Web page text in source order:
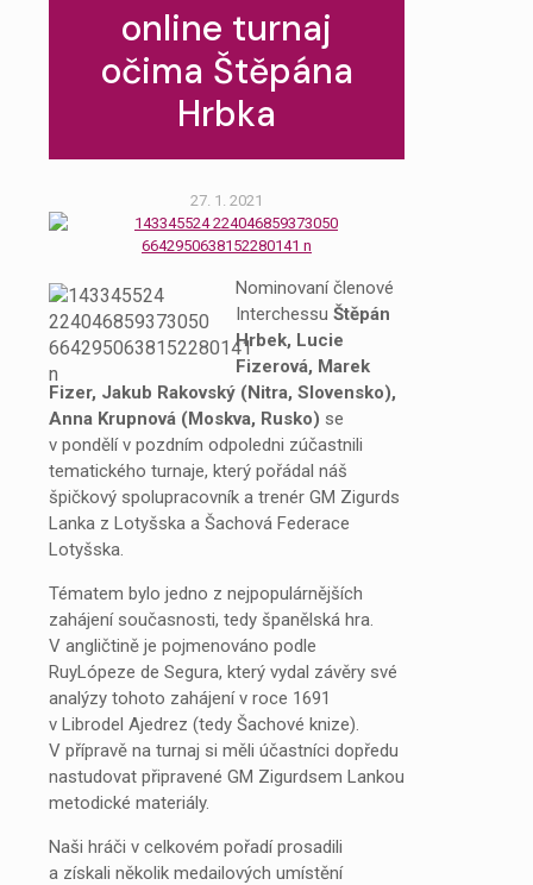
online turnaj
očima Štěpána
Hrbka
27. 1. 2021
Nominovaní členové
Interchessu Štěpán
Hrbek, Lucie
Fizerová, Marek
Fizer, Jakub Rakovský (Nitra, Slovensko),
Anna Krupnová (Moskva, Rusko) se
v pondělí v pozdním odpoledni zúčastnili
tematického turnaje, který pořádal náš
špičkový spolupracovník a trenér GM Zigurds
Lanka z Lotyšska a Šachová Federace
Lotyšska.
Tématem bylo jedno z nejpopulárnějších
zahájení současnosti, tedy španělská hra.
V angličtině je pojmenováno podle
RuyLópeze de Segura, který vydal závěry své
analýzy tohoto zahájení v roce 1691
v Librodel Ajedrez (tedy Šachové knize).
V přípravě na turnaj si měli účastníci dopředu
nastudovat připravené GM Zigurdsem Lankou
metodické materiály.
Naši hráči v celkovém pořadí prosadili
a získali několik medailových umístění